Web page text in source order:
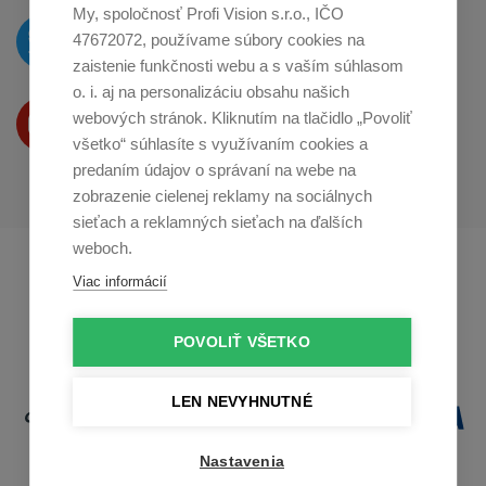
O novinkách píšeme
naTwitteri
Produkty Vám predstavujeme
na Youtube
Profikuchař.cz
My, spoločnosť Profi Vision s.r.o., IČO
47672072, používame súbory cookies na
zaistenie funkčnosti webu a s vaším súhlasom
o. i. aj na personalizáciu obsahu našich
webových stránok. Kliknutím na tlačidlo „Povoliť
všetko“ súhlasíte s využívaním cookies a
predaním údajov o správaní na webe na
zobrazenie cielenej reklamy na sociálnych
sieťach a reklamných sieťach na ďalších
weboch.
Viac informácií
POVOLIŤ VŠETKO
LEN NEVYHNUTNÉ
Nastavenia